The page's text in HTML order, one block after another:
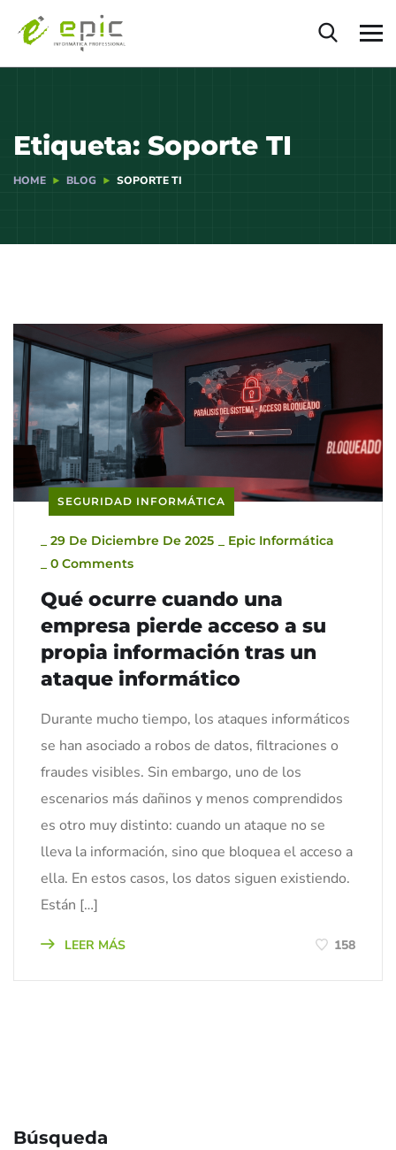
Etiqueta: Soporte TI
HOME BLOG SOPORTE TI
SEGURIDAD INFORMÁTICA
29 De Diciembre De 2025
Epic Informática
0 Comments
Qué ocurre cuando una
empresa pierde acceso a su
propia información tras un
ataque informático
Durante mucho tiempo, los ataques informáticos
se han asociado a robos de datos, filtraciones o
fraudes visibles. Sin embargo, uno de los
escenarios más dañinos y menos comprendidos
es otro muy distinto: cuando un ataque no se
lleva la información, sino que bloquea el acceso a
ella. En estos casos, los datos siguen existiendo.
Están […]
LEER MÁS 158
Búsqueda